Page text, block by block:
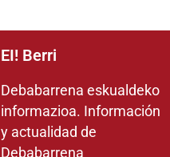
EI! Berri
Debabarrena eskualdeko
informazioa. Información
y actualidad de
Debabarrena